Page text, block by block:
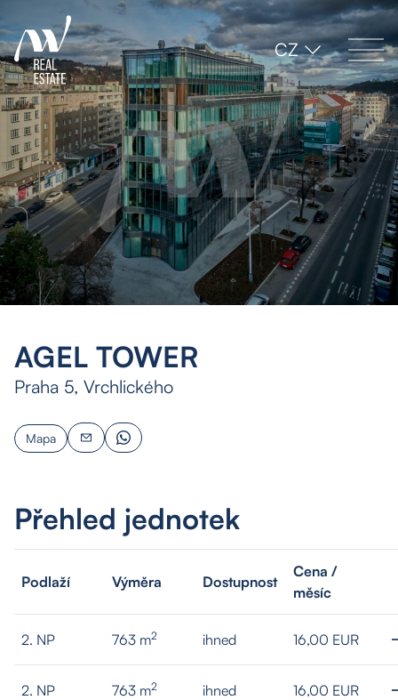
CZ
AGEL TOWER
Praha 5, Vrchlického
Mapa
Přehled jednotek
Podlaží Výměra Dostupnost
Cena /
měsíc
2. NP 763 m2 ihned 16,00 EUR
2. NP 763 m2 ihned 16,00 EUR